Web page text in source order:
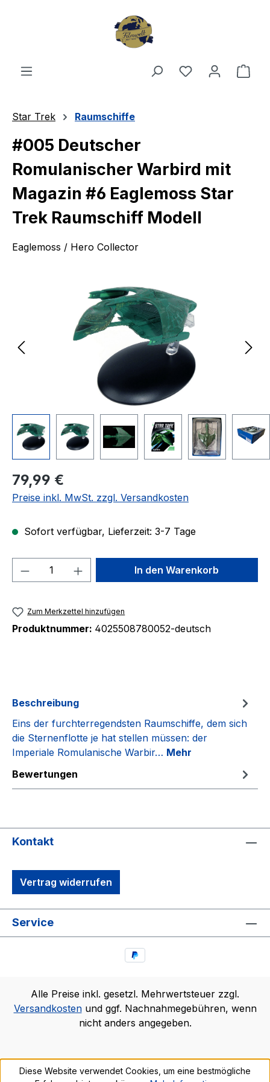
Du hast 0
Star Trek Raumschiffe
#005 Deutscher
Romulanischer Warbird mit
Magazin #6 Eaglemoss Star
Trek Raumschiff Modell
Eaglemoss / Hero Collector
Regulärer Preis:
79,99 €
Preise inkl. MwSt. zzgl. Versandkosten
Sofort verfügbar, Lieferzeit: 3-7 Tage
Produkt Anzahl: Gib denIn den Warenkorb
Zum Merkzettel hinzufügen
Produktnummer: 4025508780052-deutsch
Beschreibung
Eins der furchterregendsten Raumschiffe, dem sich
die Sternenflotte je hat stellen müssen: der
Imperiale Romulanische Warbir… Mehr
Bewertungen
Kontakt
Vertrag widerrufen
Service
Alle Preise inkl. gesetzl. Mehrwertsteuer zzgl.
Versandkostenund ggf. Nachnahmegebühren, wenn
nicht anders angegeben.
Diese Website verwendet Cookies, um eine bestmögliche